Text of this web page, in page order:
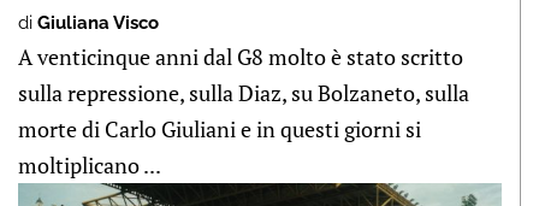
di Giuliana Visco
A venticinque anni dal G8 molto è stato scritto
sulla repressione, sulla Diaz, su Bolzaneto, sulla
morte di Carlo Giuliani e in questi giorni si
moltiplicano ...